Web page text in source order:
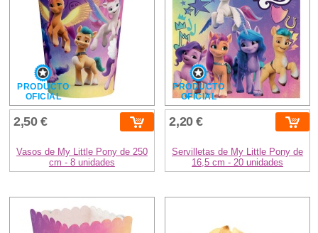
PRODUCTO
OFICIAL
2,50 €
Vasos de My Little Pony de 250
cm - 8 unidades
PRODUCTO
OFICIAL
2,20 €
Servilletas de My Little Pony de
16,5 cm - 20 unidades